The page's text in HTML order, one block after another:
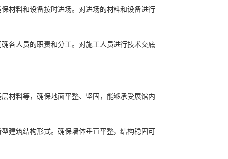
材料和设备按时进场。对进场的材料和设备进行
各人员的职责和分工。对施工人员进行技术交底
材料等，确保地面平整、坚固，能够承受展馆内
建筑结构形式。确保墙体垂直平整，结构稳固可